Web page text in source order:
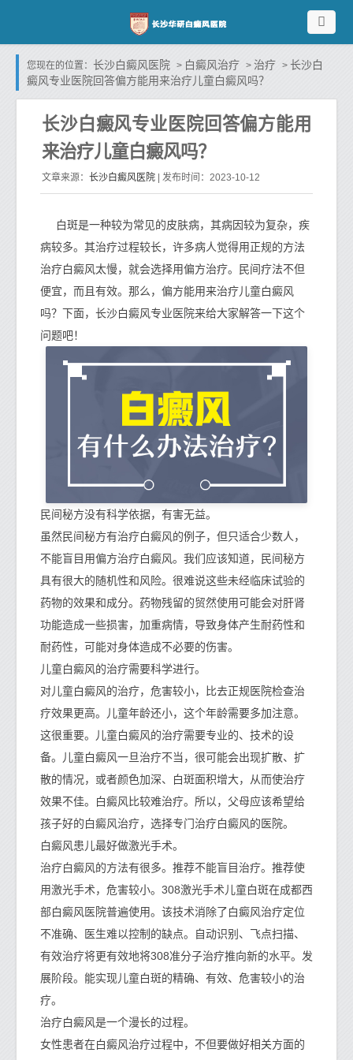
您现在的位置： 长沙白癜风医院 > 白癜风治疗 > 治疗 > 长沙白
癜风专业医院回答偏方能用来治疗儿童白癜风吗？
长沙白癜风专业医院回答偏方能用
来治疗儿童白癜风吗？
文章来源： 长沙白癜风医院 | 发布时间：2023-10-12
白斑是一种较为常见的皮肤病，其病因较为复杂，疾
病较多。其治疗过程较长，许多病人觉得用正规的方法
治疗白癜风太慢，就会选择用偏方治疗。民间疗法不但
便宜，而且有效。那么，偏方能用来治疗儿童白癜风
吗？下面，长沙白癜风专业医院来给大家解答一下这个
问题吧！
民间秘方没有科学依据，有害无益。
虽然民间秘方有治疗白癜风的例子，但只适合少数人，
不能盲目用偏方治疗白癜风。我们应该知道，民间秘方
具有很大的随机性和风险。很难说这些未经临床试验的
药物的效果和成分。药物残留的贸然使用可能会对肝肾
功能造成一些损害，加重病情，导致身体产生耐药性和
耐药性，可能对身体造成不必要的伤害。
儿童白癜风的治疗需要科学进行。
对儿童白癜风的治疗，危害较小，比去正规医院检查治
疗效果更高。儿童年龄还小，这个年龄需要多加注意。
这很重要。儿童白癜风的治疗需要专业的、技术的设
备。儿童白癜风一旦治疗不当，很可能会出现扩散、扩
散的情况，或者颜色加深、白斑面积增大，从而使治疗
效果不佳。白癜风比较难治疗。所以，父母应该希望给
孩子好的白癜风治疗，选择专门治疗白癜风的医院。
白癜风患儿最好做激光手术。
治疗白癜风的方法有很多。推荐不能盲目治疗。推荐使
用激光手术，危害较小。308激光手术儿童白斑在成都西
部白癜风医院普遍使用。该技术消除了白癜风治疗定位
不准确、医生难以控制的缺点。自动识别、飞点扫描、
有效治疗将更有效地将308准分子治疗推向新的水平。发
展阶段。能实现儿童白斑的精确、有效、危害较小的治
疗。
治疗白癜风是一个漫长的过程。
女性患者在白癜风治疗过程中，不但要做好相关方面的